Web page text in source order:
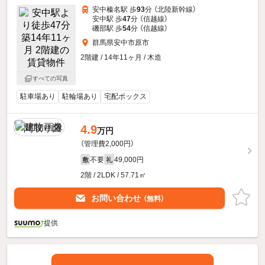
すべての写真
安中榛名駅 歩93分 （北陸新幹線）
安中駅 歩47分 （信越線）
磯部駅 歩54分 （信越線）
群馬県安中市原市
2階建 / 14年11ヶ月 / 木造
駐車場あり 駐輪場あり 宅配ボックス
4.9万円
（管理費2,000円）
敷 不要 礼 49,000円
2階 / 2LDK / 57.71㎡
お問い合わせ （無料）
提供